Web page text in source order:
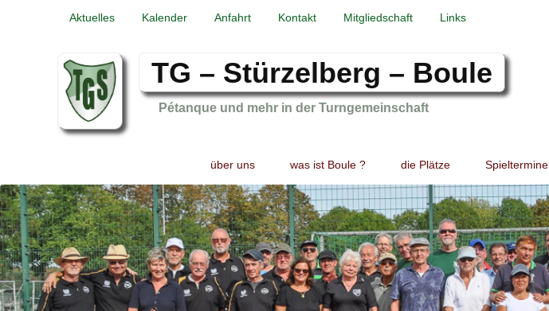
Aktuelles Kalender Anfahrt Kontakt Mitgliedschaft Links
TG – Stürzelberg – Boule
Pétanque und mehr in der Turngemeinschaft
primary
content
secondary
content
über uns was ist Boule ? die Plätze Spieltermine